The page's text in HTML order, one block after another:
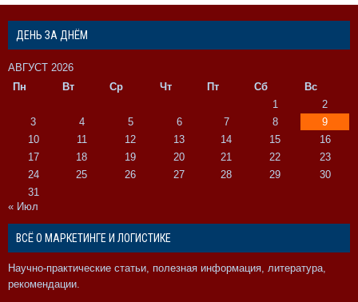
ДЕНЬ ЗА ДНЁМ
АВГУСТ 2026
Пн
Вт Ср Чт Пт Сб
Вс
1
2
3
4 5 6 7 8
9
10
11 12 13 14 15
16
17
18 19 20 21 22
23
24
25 26 27 28 29
30
31
« Июл
ВСЁ О МАРКЕТИНГЕ И ЛОГИСТИКЕ
Научно-практические статьи, полезная информация, литература,
рекомендации.